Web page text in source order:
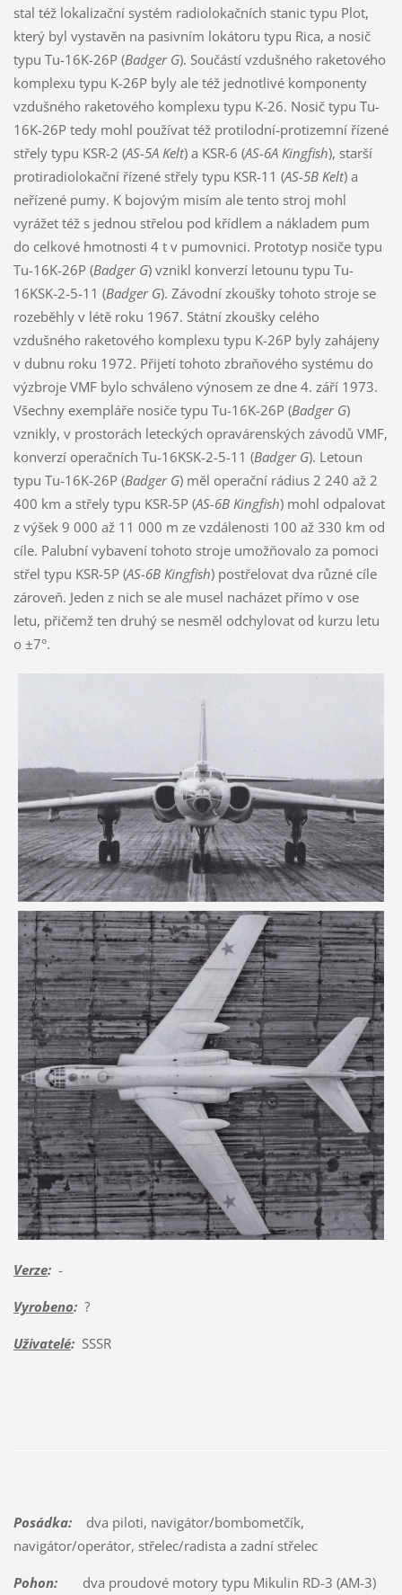
stal též lokalizační systém radiolokačních stanic typu Plot,
který byl vystavěn na pasivním lokátoru typu Rica, a nosič
typu Tu-16K-26P (Badger G). Součástí vzdušného raketového
komplexu typu K-26P byly ale též jednotlivé komponenty
vzdušného raketového komplexu typu K-26. Nosič typu Tu-
16K-26P tedy mohl používat též protilodní-protizemní řízené
střely typu KSR-2 (AS-5A Kelt) a KSR-6 (AS-6A Kingfish), starší
protiradiolokační řízené střely typu KSR-11 (AS-5B Kelt) a
neřízené pumy. K bojovým misím ale tento stroj mohl
vyrážet též s jednou střelou pod křídlem a nákladem pum
do celkové hmotnosti 4 t v pumovnici. Prototyp nosiče typu
Tu-16K-26P (Badger G) vznikl konverzí letounu typu Tu-
16KSK-2-5-11 (Badger G). Závodní zkoušky tohoto stroje se
rozeběhly v létě roku 1967. Státní zkoušky celého
vzdušného raketového komplexu typu K-26P byly zahájeny
v dubnu roku 1972. Přijetí tohoto zbraňového systému do
výzbroje VMF bylo schváleno výnosem ze dne 4. září 1973.
Všechny exempláře nosiče typu Tu-16K-26P (Badger G)
vznikly, v prostorách leteckých opravárenských závodů VMF,
konverzí operačních Tu-16KSK-2-5-11 (Badger G). Letoun
typu Tu-16K-26P (Badger G) měl operační rádius 2 240 až 2
400 km a střely typu KSR-5P (AS-6B Kingfish) mohl odpalovat
z výšek 9 000 až 11 000 m ze vzdálenosti 100 až 330 km od
cíle. Palubní vybavení tohoto stroje umožňovalo za pomoci
střel typu KSR-5P (AS-6B Kingfish) postřelovat dva různé cíle
zároveň. Jeden z nich se ale musel nacházet přímo v ose
letu, přičemž ten druhý se nesměl odchylovat od kurzu letu
o ±7°.
Verze:-
Vyrobeno:?
Uživatelé:SSSR
Posádka:dva piloti, navigátor/bombometčík,
navigátor/operátor, střelec/radista a zadní střelec
Pohon:dva proudové motory typu Mikulin RD-3 (AM-3)